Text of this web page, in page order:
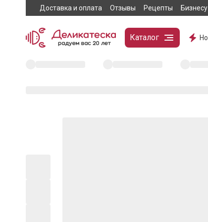
Доставка и оплата Отзывы Рецепты Бизнесу
Каталог